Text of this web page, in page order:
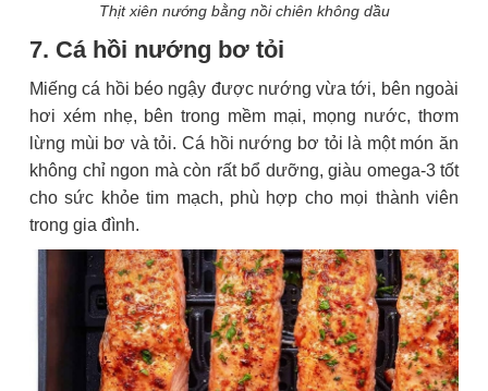
Thịt xiên nướng bằng nồi chiên không dầu
7. Cá hồi nướng bơ tỏi
Miếng cá hồi béo ngậy được nướng vừa tới, bên ngoài
hơi xém nhẹ, bên trong mềm mại, mọng nước, thơm
lừng mùi bơ và tỏi. Cá hồi nướng bơ tỏi là một món ăn
không chỉ ngon mà còn rất bổ dưỡng, giàu omega-3 tốt
cho sức khỏe tim mạch, phù hợp cho mọi thành viên
trong gia đình.